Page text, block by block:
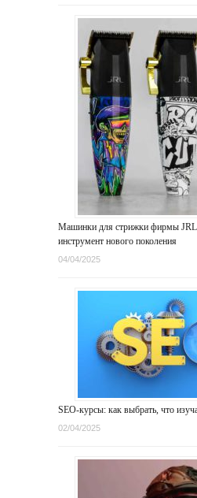
Машинки для стрижки фирмы
инструмент нового поколения
04/04/2025
SEO-курсы: как выбрать, что
02/04/2025